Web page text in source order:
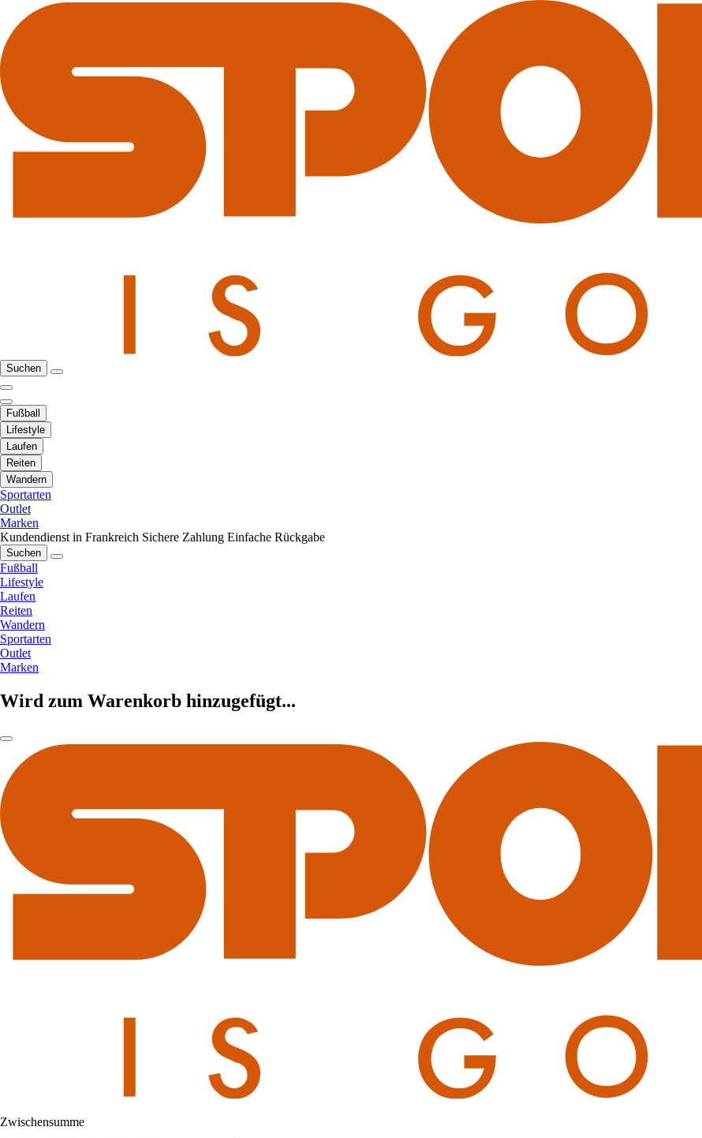
Suchen
Fußball
Lifestyle
Laufen
Reiten
Wandern
Sportarten
Outlet
Marken
Kundendienst in Frankreich Sichere Zahlung Einfache Rückgabe
Suchen
Fußball
Lifestyle
Laufen
Reiten
Wandern
Sportarten
Outlet
Marken
Wird zum Warenkorb hinzugefügt...
Zwischensumme